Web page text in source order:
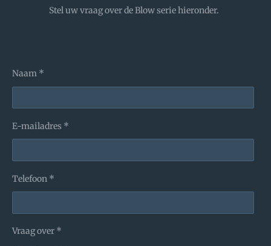
Stel uw vraag over de Blow serie hieronder.
Naam *
E-mailadres *
Telefoon *
Vraag over *